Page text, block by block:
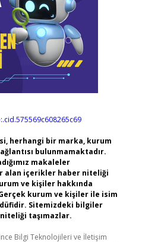
herhangi bir marka, kurum
bulunmamaktadır.
makaleler
alan içerikler haber niteliği
ve kişiler hakkında
kurum ve kişiler ile isim
Sitemizdeki bilgiler
taşımazlar.
Bilgi Teknolojileri ve İletişim